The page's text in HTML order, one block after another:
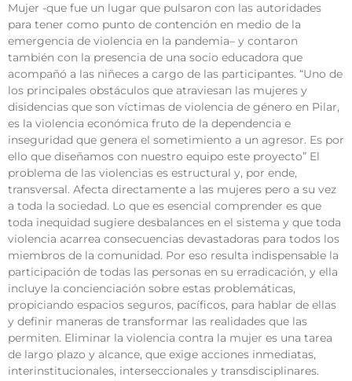
Mujer -que fue un lugar que pulsaron con las autoridades
para tener como punto de contención en medio de la
emergencia de violencia en la pandemia– y contaron
también con la presencia de una socio educadora que
acompañó a las niñeces a cargo de las participantes. “Uno de
los principales obstáculos que atraviesan las mujeres y
disidencias que son víctimas de violencia de género en Pilar,
es la violencia económica fruto de la dependencia e
inseguridad que genera el sometimiento a un agresor. Es por
ello que diseñamos con nuestro equipo este proyecto” El
problema de las violencias es estructural y, por ende,
transversal. Afecta directamente a las mujeres pero a su vez
a toda la sociedad. Lo que es esencial comprender es que
toda inequidad sugiere desbalances en el sistema y que toda
violencia acarrea consecuencias devastadoras para todos los
miembros de la comunidad. Por eso resulta indispensable la
participación de todas las personas en su erradicación, y ella
incluye la concienciación sobre estas problemáticas,
propiciando espacios seguros, pacíficos, para hablar de ellas
y definir maneras de transformar las realidades que las
permiten. Eliminar la violencia contra la mujer es una tarea
de largo plazo y alcance, que exige acciones inmediatas,
interinstitucionales, interseccionales y transdisciplinares.